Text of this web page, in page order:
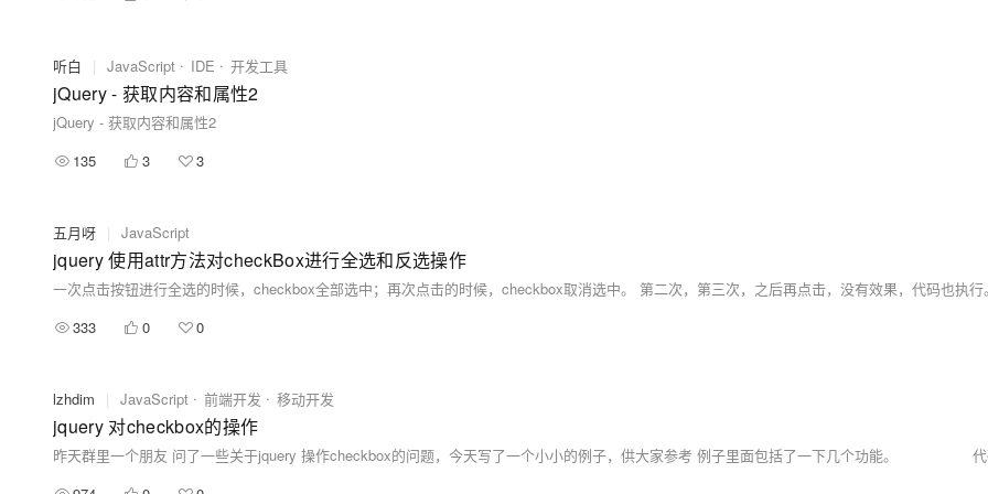
听白 | JavaScript IDE 开发工具
jQuery - 获取内容和属性2
jQuery - 获取内容和属性2
135
3 3
五月呀 | JavaScript
jquery 使用attr方法对checkBox进行全选和反选操作
333
0 0
lzhdim | JavaScript 前端开发 移动开发
jquery 对checkbox的操作